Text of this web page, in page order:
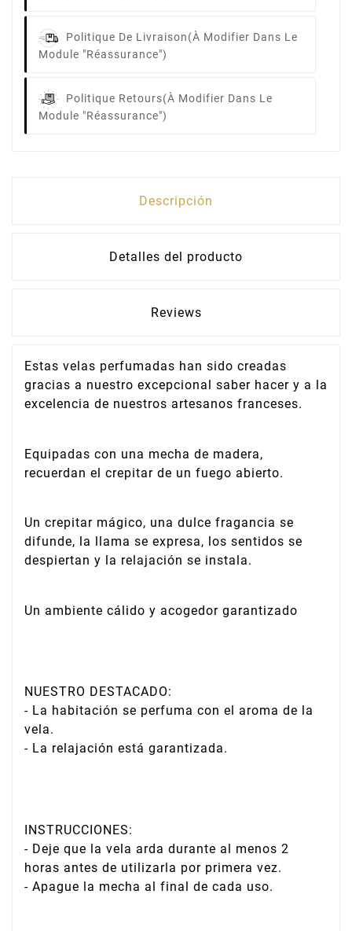
Politique De Livraison(à Modifier Dans Le
Module "Réassurance")
Politique Retours(à Modifier Dans Le
Module "Réassurance")
Descripción
Detalles del producto
Reviews
Estas velas perfumadas han sido creadas
gracias a nuestro excepcional saber hacer y a la
excelencia de nuestros artesanos franceses.
Equipadas con una mecha de madera,
recuerdan el crepitar de un fuego abierto.
Un crepitar mágico, una dulce fragancia se
difunde, la llama se expresa, los sentidos se
despiertan y la relajación se instala.
Un ambiente cálido y acogedor garantizado
NUESTRO DESTACADO:
- La habitación se perfuma con el aroma de la
vela.
- La relajación está garantizada.
INSTRUCCIONES:
- Deje que la vela arda durante al menos 2
horas antes de utilizarla por primera vez.
- Apague la mecha al final de cada uso.